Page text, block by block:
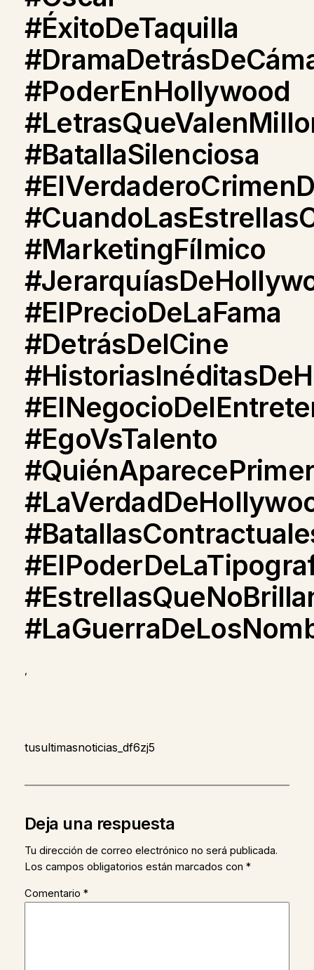
#ÉxitoDeTaquilla
#PoderEnHollywood
#BatallaSilenciosa
#MarketingFílmico
#ElPrecioDeLaFama
#DetrásDelCine
#EgoVsTalento
,
tusultimasnoticias_df6zj5
Deja una respuesta
Tu dirección de correo electrónico no será publicada.
Los campos obligatorios están marcados con *
Comentario *